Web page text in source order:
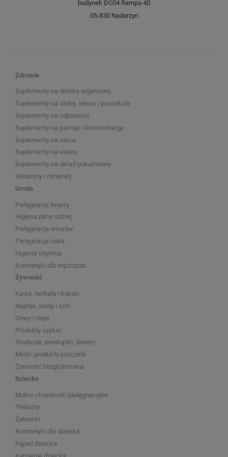
budynek DC04 Rampa 40
05-830 Nadarzyn
Zdrowie
Suplementy na detoks organizmu
Suplementy na skórę, włosy i paznokcie
Suplementy na odporność
Suplementy na pamięć i koncentrację
Suplementy na serce
Suplementy na stawy
Suplementy na układ pokarmowy
Witaminy i minerały
Uroda
Pielęgnacja twarzy
Higiena jamy ustnej
Pielęgnacja włosów
Pielęgnacja ciała
Higiena intymna
Kosmetyki dla mężczyzn
Żywność
Kawa, herbata i kakao
Napoje, wody i soki
Oliwy i oleje
Produkty sypkie
Słodycze, przekąski, desery
Miód i produkty pszczele
Żywność bezglutenowa
Dziecko
Mokre chusteczki pielęgnacyjne
Pieluchy
Zabawki
Kosmetyki dla dziecka
Kąpiel dziecka